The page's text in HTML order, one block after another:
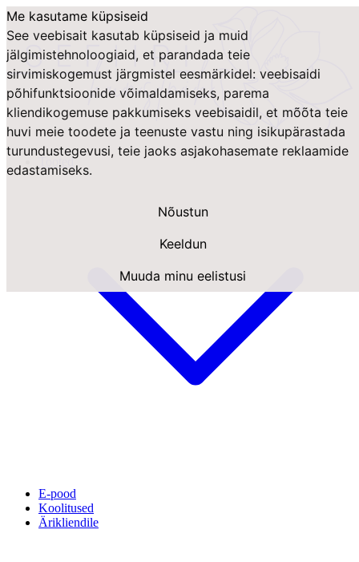
Me kasutame küpsiseid
See veebisait kasutab küpsiseid ja muid
jälgimistehnoloogiaid, et parandada teie
sirvimiskogemust järgmistel eesmärkidel: veebisaidi
põhifunktsioonide võimaldamiseks, parema
kliendikogemuse pakkumiseks veebisaidil, et mõõta teie
huvi meie toodete ja teenuste vastu ning isikupärastada
turundustegevusi, teie jaoks asjakohasemate reklaamide
edastamiseks.
Nõustun
Keeldun
Muuda minu eelistusi
Tooted
E-pood
Koolitused
Ärikliendile